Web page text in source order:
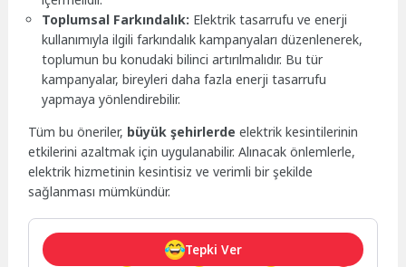
Toplumsal Farkındalık: Elektrik tasarrufu ve enerji
kullanımıyla ilgili farkındalık kampanyaları düzenlenerek,
toplumun bu konudaki bilinci artırılmalıdır. Bu tür
kampanyalar, bireyleri daha fazla enerji tasarrufu
yapmaya yönlendirebilir.
Tüm bu öneriler, büyük şehirlerde elektrik kesintilerinin
etkilerini azaltmak için uygulanabilir. Alınacak önlemlerle,
elektrik hizmetinin kesintisiz ve verimli bir şekilde
sağlanması mümkündür.
Tepki Ver